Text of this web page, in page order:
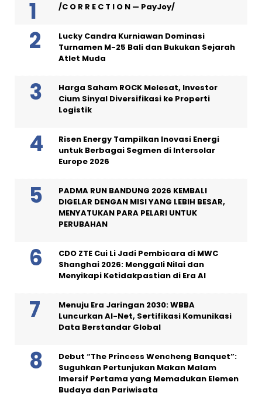
/C O R R E C T I O N — PayJoy/
Lucky Candra Kurniawan Dominasi
Turnamen M-25 Bali dan Bukukan Sejarah
Atlet Muda
Harga Saham ROCK Melesat, Investor
Cium Sinyal Diversifikasi ke Properti
Logistik
Risen Energy Tampilkan Inovasi Energi
untuk Berbagai Segmen di Intersolar
Europe 2026
PADMA RUN BANDUNG 2026 KEMBALI
DIGELAR DENGAN MISI YANG LEBIH BESAR,
MENYATUKAN PARA PELARI UNTUK
PERUBAHAN
CDO ZTE Cui Li Jadi Pembicara di MWC
Shanghai 2026: Menggali Nilai dan
Menyikapi Ketidakpastian di Era AI
Menuju Era Jaringan 2030: WBBA
Luncurkan AI-Net, Sertifikasi Komunikasi
Data Berstandar Global
Debut “The Princess Wencheng Banquet”:
Suguhkan Pertunjukan Makan Malam
Imersif Pertama yang Memadukan Elemen
Budaya dan Pariwisata